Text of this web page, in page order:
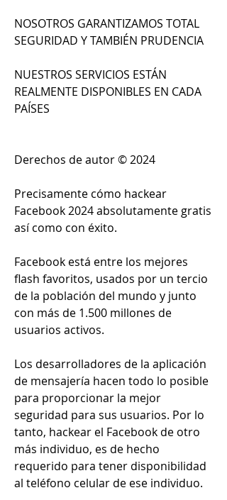
NOSOTROS GARANTIZAMOS TOTAL
SEGURIDAD Y TAMBIÉN PRUDENCIA
NUESTROS SERVICIOS ESTÁN
REALMENTE DISPONIBLES EN CADA
PAÍSES
Derechos de autor © 2024
Precisamente cómo hackear
Facebook 2024 absolutamente gratis
así como con éxito.
Facebook está entre los mejores
flash favoritos, usados por un tercio
de la población del mundo y junto
con más de 1.500 millones de
usuarios activos.
Los desarrolladores de la aplicación
de mensajería hacen todo lo posible
para proporcionar la mejor
seguridad para sus usuarios. Por lo
tanto, hackear el Facebook de otro
más individuo, es de hecho
requerido para tener disponibilidad
al teléfono celular de ese individuo.